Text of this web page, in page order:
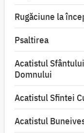
Rugăciune la
Psaltirea
Acatistul
Domnului
Acatistul Sfintei
Acatistul